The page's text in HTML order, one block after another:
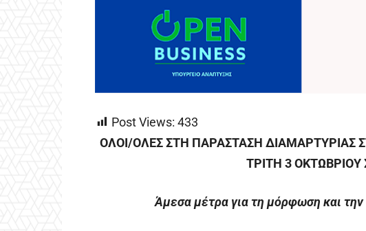
Post Views: 433
ΟΛΟΙ/ΟΛΕΣ ΣΤΗ ΠΑΡΑΣΤΑΣΗ ΔΙΑΜΑΡΤΥΡΙΑΣ
ΤΡΙΤΗ 3 ΟΚΤΩΒΡΙΟΥ
Άμεσα μέτρα για τη μόρφωση και